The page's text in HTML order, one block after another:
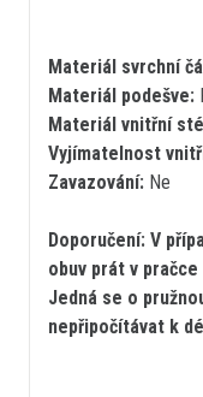
Materiál svrchní
Materiál podešve:
Materiál vnitřní
Vyjímatelnost
Zavazování: Ne
Doporučení: V
obuv prát v
Jedná se o
nepřipočítávat k